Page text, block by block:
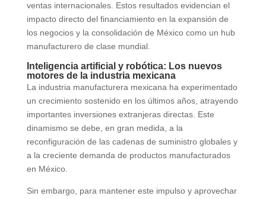
ventas internacionales. Estos resultados evidencian el
impacto directo del financiamiento en la expansión de
los negocios y la consolidación de México como un hub
manufacturero de clase mundial.
Inteligencia artificial y robótica: Los nuevos
motores de la industria mexicana
La industria manufacturera mexicana ha experimentado
un crecimiento sostenido en los últimos años, atrayendo
importantes inversiones extranjeras directas. Este
dinamismo se debe, en gran medida, a la
reconfiguración de las cadenas de suministro globales y
a la creciente demanda de productos manufacturados
en México.
Sin embargo, para mantener este impulso y aprovechar